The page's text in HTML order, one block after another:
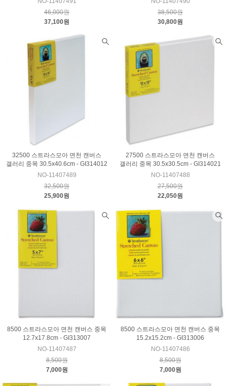
46,000원
37,100원
38,500원
30,800원
32500 스트라스모아 면천 캔버스
갤러리 중목 30.5x40.6cm - GI314012
NO-11407489
32,500원
25,900원
27500 스트라스모아 면천 캔버스
갤러리 중목 30.5x30.5cm - GI314021
NO-11407488
27,500원
22,050원
8500 스트라스모아 면천 캔버스 중목
12.7x17.8cm - GI313007
NO-11407487
8,500원
7,000원
8500 스트라스모아 면천 캔버스 중목
15.2x15.2cm - GI313006
NO-11407486
8,500원
7,000원